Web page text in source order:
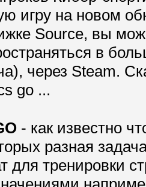
игру на новом
Source, вы
в
через Steam.
go ...
- как известно
разная
для тренировки